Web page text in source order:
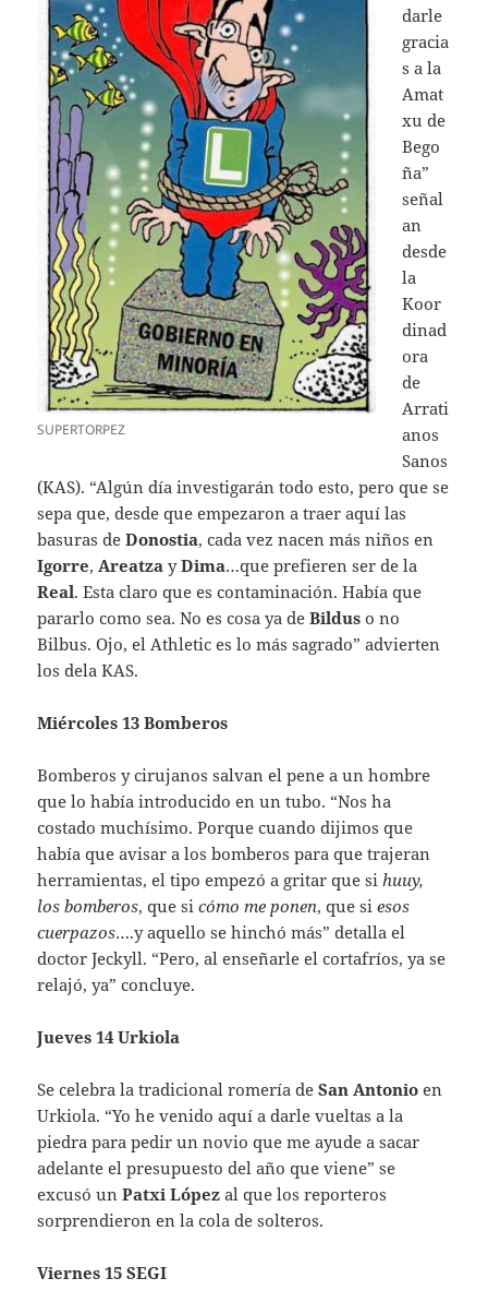
SUPERTORPEZ
darle
gracia
s a la
Amat
xu de
Bego
ña”
señal
an
desde
la
Koor
dinad
ora
de
Arrati
anos
Sanos
(KAS). “Algún día investigarán todo esto, pero que se
sepa que, desde que empezaron a traer aquí las
basuras deDonostia, cada vez nacen más niños en
Igorre,AreatzayDima…que prefieren ser de la
Real. Esta claro que es contaminación. Había que
pararlo como sea. No es cosa ya deBildus o no
Bilbus. Ojo, el Athletic es lo más sagrado” advierten
los dela KAS.
Miércoles 13 Bomberos
Bomberos y cirujanos salvan el pene a un hombre
que lo había introducido en un tubo. “Nos ha
costado muchísimo. Porque cuando dijimos que
había que avisar a los bomberos para que trajeran
herramientas, el tipo empezó a gritar que sihuuy,
los bomberos, que sicómo me ponen, que siesos
cuerpazos….y aquello se hinchó más” detalla el
doctor Jeckyll. “Pero, al enseñarle el cortafríos, ya se
relajó, ya” concluye.
Jueves 14 Urkiola
Se celebra la tradicional romería deSan Antonio en
Urkiola. “Yo he venido aquí a darle vueltas a la
piedra para pedir un novio que me ayude a sacar
adelante el presupuesto del año que viene” se
excusó unPatxi López al que los reporteros
sorprendieron en la cola de solteros.
Viernes 15 SEGI